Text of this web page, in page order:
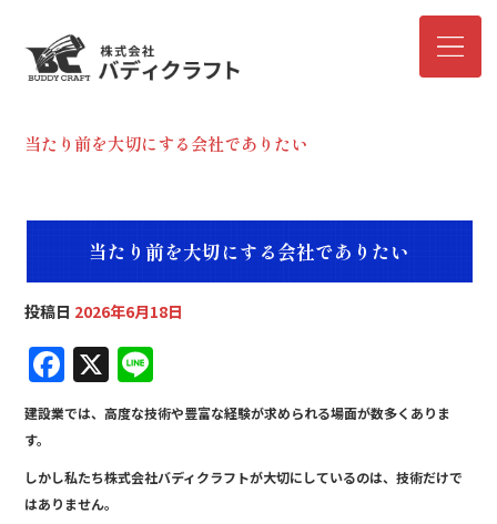
当たり前を大切にする会社でありたい
当たり前を大切にする会社でありたい
投稿日 2026年6月18日
F
a
c
e
b
X
n
e
建設業では、高度な技術や豊富な経験が求められる場面が数多くありま
す。
しかし私たち株式会社バディクラフトが大切にしているのは、技術だけで
はありません。